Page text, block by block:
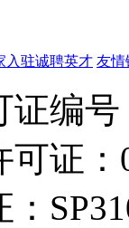
入驻诚聘英才 友情
证编
证：